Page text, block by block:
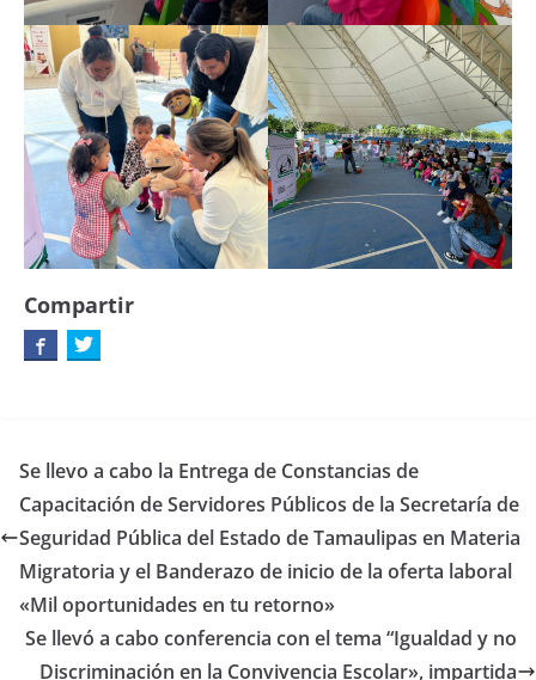
Compartir
Se llevo a cabo la Entrega de Constancias de
Capacitación de Servidores Públicos de la Secretaría de
Seguridad Pública del Estado de Tamaulipas en Materia
Migratoria y el Banderazo de inicio de la oferta laboral
«Mil oportunidades en tu retorno»
Se llevó a cabo conferencia con el tema “Igualdad y no
Discriminación en la Convivencia Escolar», impartida